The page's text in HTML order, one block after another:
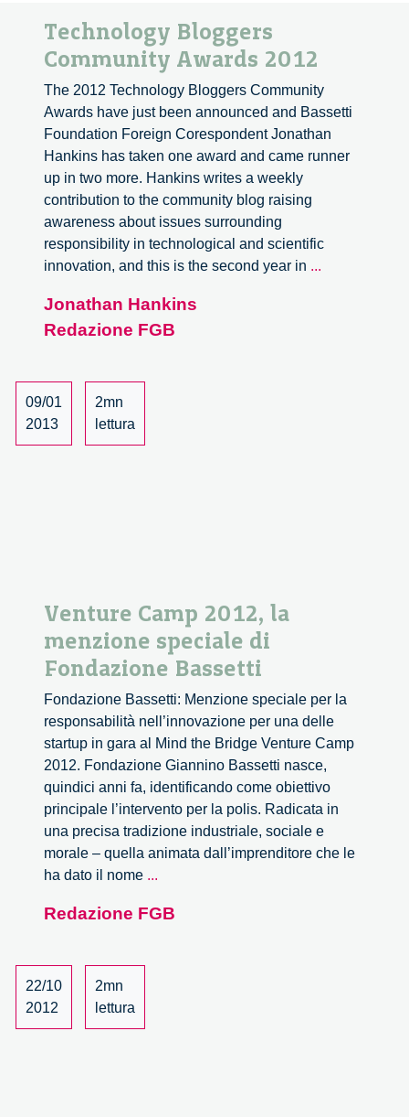
Technology Bloggers
Community Awards 2012
The 2012 Technology Bloggers Community
Awards have just been announced and Bassetti
Foundation Foreign Corespondent Jonathan
Hankins has taken one award and came runner
up in two more. Hankins writes a weekly
contribution to the community blog raising
awareness about issues surrounding
responsibility in technological and scientific
innovation, and this is the second year in ...
Jonathan Hankins
Redazione FGB
09/01
2013
2mn
lettura
Venture Camp 2012, la
menzione speciale di
Fondazione Bassetti
Fondazione Bassetti: Menzione speciale per la
responsabilità nell’innovazione per una delle
startup in gara al Mind the Bridge Venture Camp
2012. Fondazione Giannino Bassetti nasce,
quindici anni fa, identificando come obiettivo
principale l’intervento per la polis. Radicata in
una precisa tradizione industriale, sociale e
morale – quella animata dall’imprenditore che le
ha dato il nome ...
2012,
Redazione FGB
22/10
2012
2mn
lettura